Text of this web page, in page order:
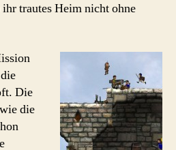
trautes Heim nicht ohne
Die
die